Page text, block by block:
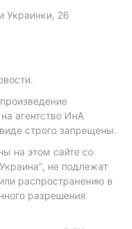
Украинки, 26
агентство ИнА
строго запрещены.
на этом сайте со
не подлежат
распространению в
разрешения